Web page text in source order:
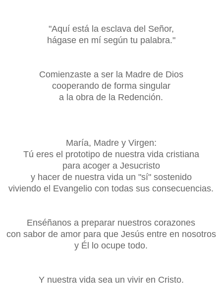
"Aquí está la esclava del Señor,
hágase en mí según tu palabra."
Comienzaste a ser la Madre de Dios
cooperando de forma singular
a la obra de la Redención.
María, Madre y Virgen:
Tú eres el prototipo de nuestra vida cristiana
para acoger a Jesucristo
y hacer de nuestra vida un "sí" sostenido
viviendo el Evangelio con todas sus consecuencias.
Enséñanos a preparar nuestros corazones
con sabor de amor para que Jesús entre en nosotros
y Él lo ocupe todo.
Y nuestra vida sea un vivir en Cristo.